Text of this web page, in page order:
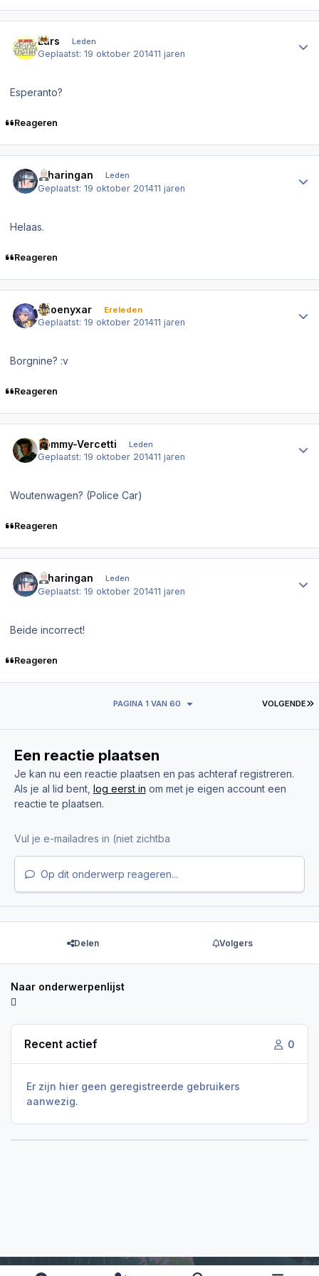
Lars Leden
Geplaatst:19 oktober 201411 jaren
Esperanto?
Reageren
.Sharingan Leden
Geplaatst:19 oktober 201411 jaren
Helaas.
Reageren
Phoenyxar Ereleden
Geplaatst:19 oktober 201411 jaren
Borgnine? :v
Reageren
Tommy-Vercetti Leden
Geplaatst:19 oktober 201411 jaren
Woutenwagen? (Police Car)
Reageren
.Sharingan Leden
Geplaatst:19 oktober 201411 jaren
Beide incorrect!
Reageren
VOLGENDE
PAGINA 1 VAN 60
Een reactie plaatsen
Je kan nu een reactie plaatsen en pas achteraf registreren.
Als je al lid bent, log eerst in om met je eigen account een
reactie te plaatsen.
Op dit onderwerp reageren...
Delen Volgers
Naar onderwerpenlijst
Recent actief 0
Er zijn hier geen geregistreerde gebruikers
aanwezig.